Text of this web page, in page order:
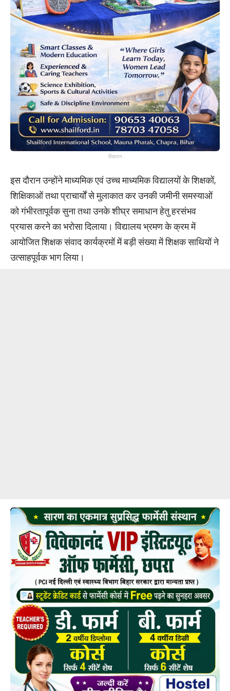
विज्ञापन
इस दौरान उन्होंने माध्यमिक एवं उच्च माध्यमिक विद्यालयों के शिक्षकों,
शिक्षिकाओं तथा प्राचार्यों से मुलाकात कर उनकी जमीनी समस्याओं
को गंभीरतापूर्वक सुना तथा उनके शीघ्र समाधान हेतु हरसंभव
प्रयास करने का भरोसा दिलाया। विद्यालय भ्रमण के क्रम में
आयोजित शिक्षक संवाद कार्यक्रमों में बड़ी संख्या में शिक्षक साथियों ने
उत्साहपूर्वक भाग लिया।